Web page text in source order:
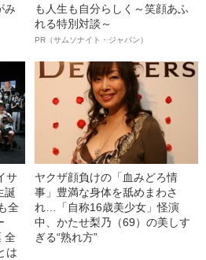
み
も人生も自分らしく～笑顔あふ
れる特別対談～
PR（サムソナイト・ジャパン）
サ
誕
全
全
は
ヤクザ顔負けの「血みどろ情
事」豊満な身体を舐めまわさ
れ…「自称16歳美少女」怪演
中、かたせ梨乃（69）の美しす
ぎる“熟れ方”